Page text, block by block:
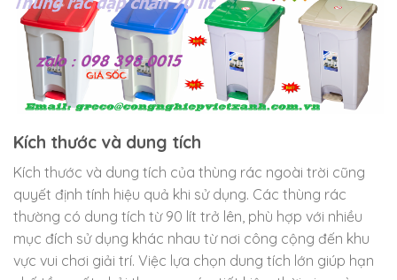
Kích thước và dung tích
Kích thước và dung tích của thùng rác ngoài trời cũng
quyết định tính hiệu quả khi sử dụng. Các thùng rác
thường có dung tích từ 90 lít trở lên, phù hợp với nhiều
mục đích sử dụng khác nhau từ nơi công cộng đến khu
vực vui chơi giải trí. Việc lựa chọn dung tích lớn giúp hạn